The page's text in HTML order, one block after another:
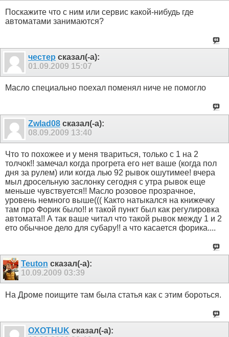
Поскажите что с ним или сервис какой-нибудь где
автоматами занимаются?
честер сказал(-а):
01.09.2009 15:07
Масло специально поехал поменял ниче не помогло
Zwlad08 сказал(-а):
08.09.2009 13:40
Что то похожее и у меня твариться, только с 1 на 2
толчок!! замечал когда прогрета его нет ваше (когда пол
дня за рулем) или когда лью 92 рывок ошутимее! вчера
мыл дросельную заслонку сегодня с утра рывок еще
меньше чувствуется!! Масло розовое прозрачное,
уровень немного выше((( Както натыкался на книжечку
там про Форик было!! и такой пункт был как регулировка
автомата!! А так ваше читал что такой рывок между 1 и 2
ето обычное дело для субару!! а что касается форика....
Teuton сказал(-а):
10.09.2009 03:39
На Дроме поищите там была статья как с этим бороться.
OXOTHUK сказал(-а):